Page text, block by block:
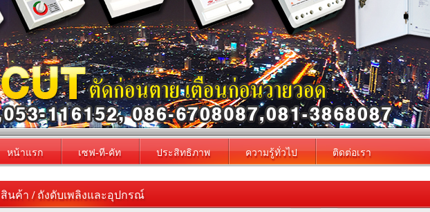
หน้าแรก เซฟ-ที-คัท ประสิทธิภาพ ความรู้ทั่วไป ติดต่อเรา
สินค้า / ถังดับเพลิงและอุปกรณ์